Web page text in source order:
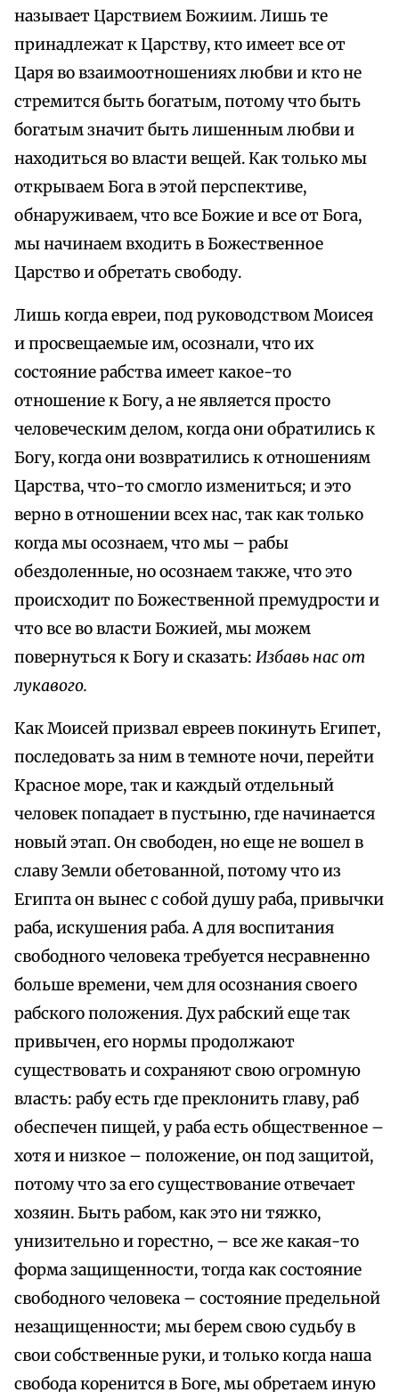
называет Царствием Божиим. Лишь те
принадлежат к Царству, кто имеет все от
Царя во взаимоотношениях любви и кто не
стремится быть богатым, потому что быть
богатым значит быть лишенным любви и
находиться во власти вещей. Как только мы
открываем Бога в этой перспективе,
обнаруживаем, что все Божие и все от Бога,
мы начинаем входить в Божественное
Царство и обретать свободу.
Лишь когда евреи, под руководством Моисея
и просвещаемые им, осознали, что их
состояние рабства имеет какое-то
отношение к Богу, а не является просто
человеческим делом, когда они обратились к
Богу, когда они возвратились к отношениям
Царства, что-то смогло измениться; и это
верно в отношении всех нас, так как только
когда мы осознаем, что мы – рабы
обездоленные, но осознаем также, что это
происходит по Божественной премудрости и
что все во власти Божией, мы можем
повернуться к Богу и сказать: Избавь нас от
лукавого.
Как Моисей призвал евреев покинуть Египет,
последовать за ним в темноте ночи, перейти
Красное море, так и каждый отдельный
человек попадает в пустыню, где начинается
новый этап. Он свободен, но еще не вошел в
славу Земли обетованной, потому что из
Египта он вынес с собой душу раба, привычки
раба, искушения раба. А для воспитания
свободного человека требуется несравненно
больше времени, чем для осознания своего
рабского положения. Дух рабский еще так
привычен, его нормы продолжают
существовать и сохраняют свою огромную
власть: рабу есть где преклонить главу, раб
обеспечен пищей, у раба есть общественное –
хотя и низкое – положение, он под защитой,
потому что за его существование отвечает
хозяин. Быть рабом, как это ни тяжко,
унизительно и горестно, – все же какая-то
форма защищенности, тогда как состояние
свободного человека – состояние предельной
незащищенности; мы берем свою судьбу в
свои собственные руки, и только когда наша
свобода коренится в Боге, мы обретаем иную